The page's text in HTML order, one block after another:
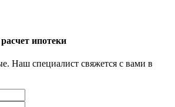
ипотеки
Наш специалист свяжется с вами в